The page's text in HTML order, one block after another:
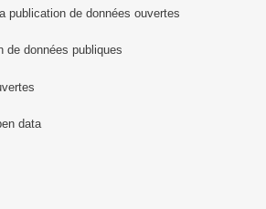
publication de données ouvertes
de données publiques
data